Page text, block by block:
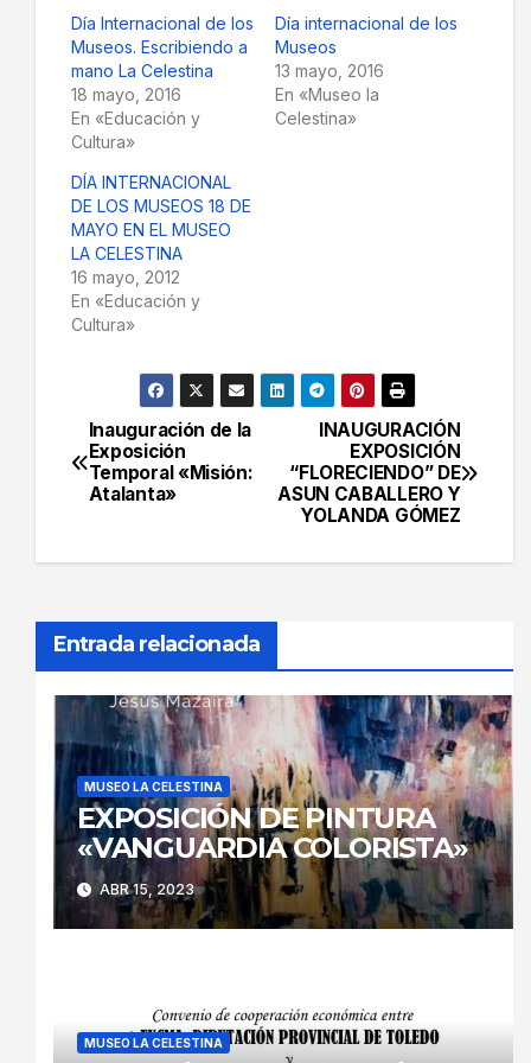
Día Internacional de los
Museos. Escribiendo a
mano La Celestina
18 mayo, 2016
En «Educación y
Cultura»
Día internacional de los
Museos
13 mayo, 2016
En «Museo la
Celestina»
DÍA INTERNACIONAL
DE LOS MUSEOS 18 DE
MAYO EN EL MUSEO
LA CELESTINA
16 mayo, 2012
En «Educación y
Cultura»
Navegación
de
INAUGURACIÓN
EXPOSICIÓN
“FLORECIENDO” DE
ASUN CABALLERO Y
YOLANDA GÓMEZ
Inauguración de la
Exposición
Temporal «Misión:
Atalanta»
Entrada relacionada
MUSEO LA CELESTINA
EXPOSICIÓN DE PINTURA
«VANGUARDIA COLORISTA»
ABR 15, 2023
MUSEO LA CELESTINA